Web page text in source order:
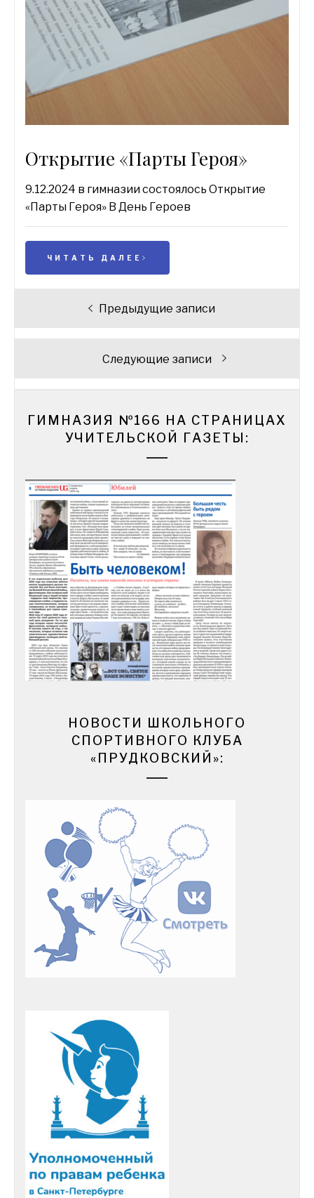
Открытие «Парты Героя»
9.12.2024 в гимназии состоялось Открытие
«Парты Героя» В День Героев
ЧИТАТЬ ДАЛЕЕ
НавигацияПредыдущие записи
Следующие записи
ГИМНАЗИЯ №166 НА СТРАНИЦАХ
УЧИТЕЛЬСКОЙ ГАЗЕТЫ:
НОВОСТИ ШКОЛЬНОГО
СПОРТИВНОГО КЛУБА
«ПРУДКОВСКИЙ»: